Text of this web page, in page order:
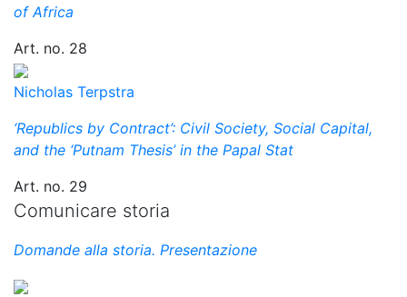
of Africa
Art. no. 28
Nicholas Terpstra
‘Republics by Contract’: Civil Society, Social Capital,
and the ‘Putnam Thesis’ in the Papal Stat
Art. no. 29
Comunicare storia
Domande alla storia. Presentazione